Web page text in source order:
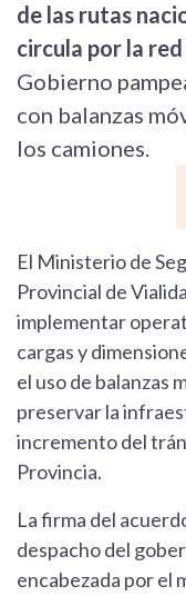
de las rutas
circula por la
Gobierno
con balanzas
los camiones.
El Ministerio de
Provincial de
implementar
cargas y
el uso de balanzas
preservar la
incremento del
Provincia.
La firma del
despacho del
encabezada por el